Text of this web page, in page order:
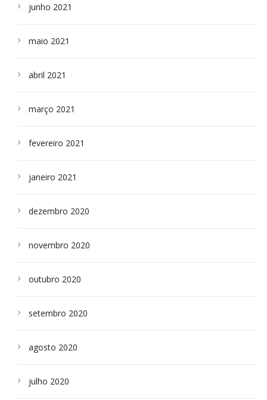
junho 2021
maio 2021
abril 2021
março 2021
fevereiro 2021
janeiro 2021
dezembro 2020
novembro 2020
outubro 2020
setembro 2020
agosto 2020
julho 2020